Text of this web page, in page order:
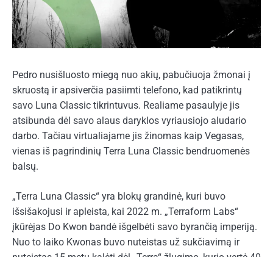
Pedro nusišluosto miegą nuo akių, pabučiuoja žmonai į
skruostą ir apsiverčia pasiimti telefono, kad patikrintų
savo Luna Classic tikrintuvus. Realiame pasaulyje jis
atsibunda dėl savo alaus daryklos vyriausiojo aludario
darbo. Tačiau virtualiajame jis žinomas kaip Vegasas,
vienas iš pagrindinių Terra Luna Classic bendruomenės
balsų.
„Terra Luna Classic“ yra blokų grandinė, kuri buvo
išsišakojusi ir apleista, kai 2022 m. „Terraform Labs“
įkūrėjas Do Kwon bandė išgelbėti savo byrančią imperiją.
Nuo to laiko Kwonas buvo nuteistas už sukčiavimą ir